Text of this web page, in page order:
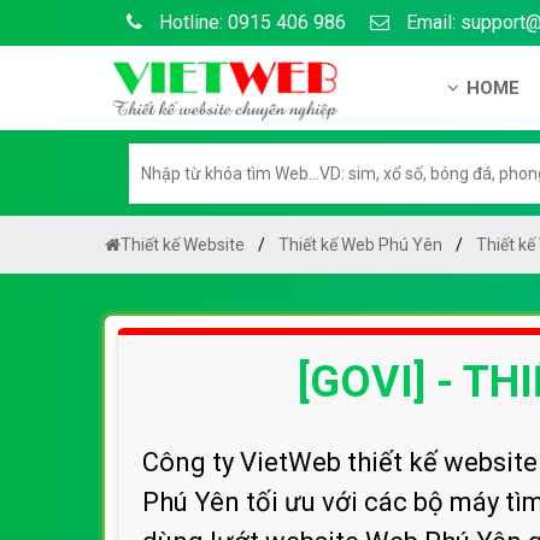
Hotline: 0915 406 986 Email:
HOME
Hướng
Chính
Chính
Chính
Thiết kế Website Thiết kế Web Phú Yên Thiết kế
[GOVI] -
Công ty VietWeb thiết kế
Phú Yên tối ưu với các bộ máy